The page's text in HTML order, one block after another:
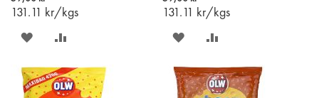
131.11 kr/kgs
varukorgen
SPARA
ÖNSKELISTAN
JÄMFÖR
131.11 kr/kgs
varukorgen
SPARA
ÖNSKELISTAN
JÄMFÖR